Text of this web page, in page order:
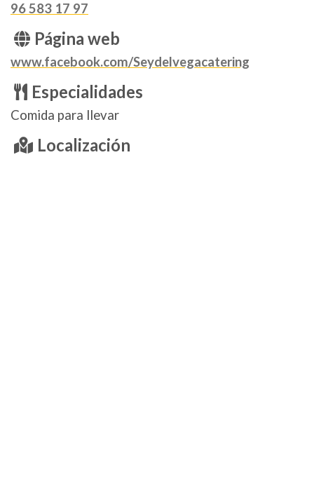
96 583 17 97
Página web
www.facebook.com/Seydelvegacatering
Especialidades
Comida para llevar
Localización